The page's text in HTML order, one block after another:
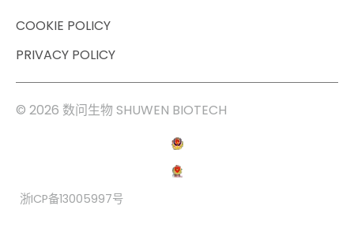
COOKIE POLICY
PRIVACY POLICY
© 2026 数问生物 SHUWEN BIOTECH
浙ICP备13005997号